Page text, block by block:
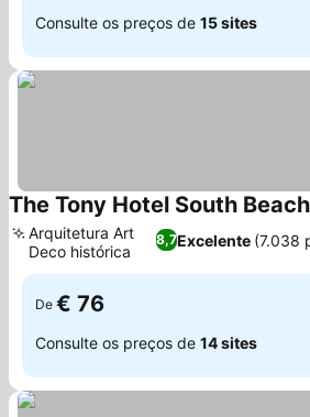
Consulte os preços de 15 sites
The Tony Hotel South Beach
8,7Excelente (7.038
Arquitetura Art
Deco histórica
De € 76
Consulte os preços de 14 sites